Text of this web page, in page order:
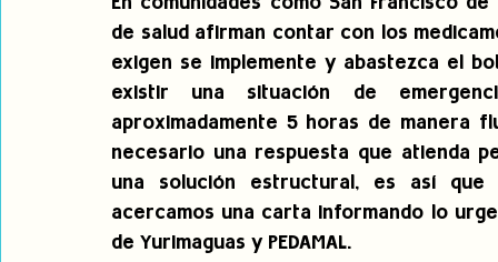
de salud afirman contar con los
exigen se implemente y abastezca el
existir una situación de
aproximadamente 5 horas de manera
necesario una respuesta que atienda
una solución estructural, es así que
acercamos una carta informando lo
de Yurimaguas y PEDAMAL.